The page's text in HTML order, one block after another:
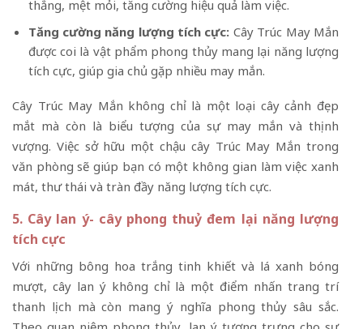
thẳng, mệt mỏi, tăng cường hiệu quả làm việc.
Tăng cường năng lượng tích cực: Cây Trúc May Mắn
được coi là vật phẩm phong thủy mang lại năng lượng
tích cực, giúp gia chủ gặp nhiều may mắn.
Cây Trúc May Mắn không chỉ là một loại cây cảnh đẹp
mắt mà còn là biểu tượng của sự may mắn và thịnh
vượng. Việc sở hữu một chậu cây Trúc May Mắn trong
văn phòng sẽ giúp bạn có một không gian làm việc xanh
mát, thư thái và tràn đầy năng lượng tích cực.
5. Cây lan ý- cây phong thuỷ đem lại năng lượng
tích cực
Với những bông hoa trắng tinh khiết và lá xanh bóng
mượt, cây lan ý không chỉ là một điểm nhấn trang trí
thanh lịch mà còn mang ý nghĩa phong thủy sâu sắc.